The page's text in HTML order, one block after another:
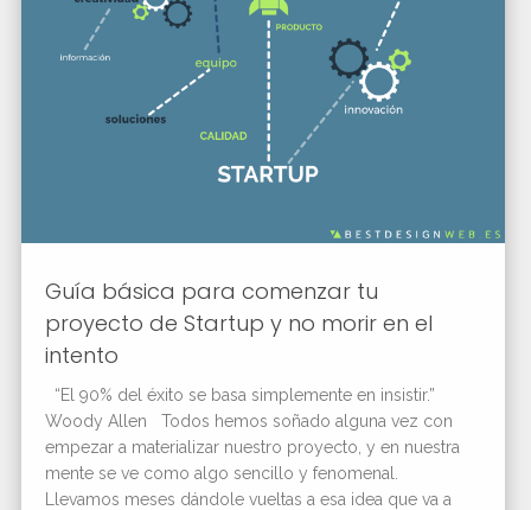
Guía básica para comenzar tu
proyecto de Startup y no morir en el
intento
“El 90% del éxito se basa simplemente en insistir.”
Woody Allen Todos hemos soñado alguna vez con
empezar a materializar nuestro proyecto, y en nuestra
mente se ve como algo sencillo y fenomenal.
Llevamos meses dándole vueltas a esa idea que va a